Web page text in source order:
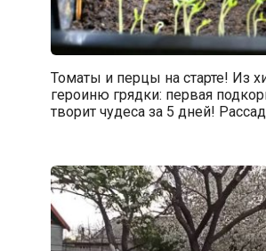
Томаты и перцы на старте! Из
героиню грядки: первая
творит чудеса за 5 дней!